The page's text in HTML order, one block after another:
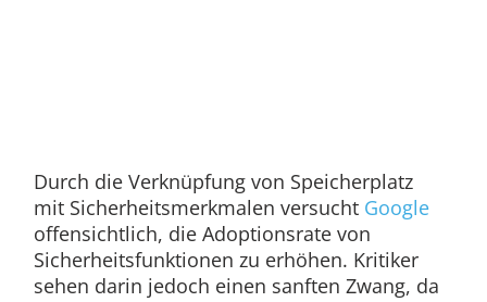
Durch die Verknüpfung von Speicherplatz
mit Sicherheitsmerkmalen versucht Google
offensichtlich, die Adoptionsrate von
Sicherheitsfunktionen zu erhöhen. Kritiker
sehen darin jedoch einen sanften Zwang, da